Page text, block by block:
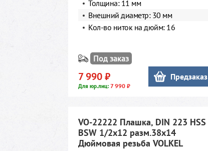
Толщина: 11 мм
Внешний диаметр: 30 мм
Кол-во ниток на дюйм: 16
Под заказ
7 990 ₽
Для юр.лиц: 7 990 ₽
Предзаказ
VO-22222 Плашка, DIN 223 HSS
BSW 1/2x12 разм.38х14
Дюймовая резьба VOLKEL